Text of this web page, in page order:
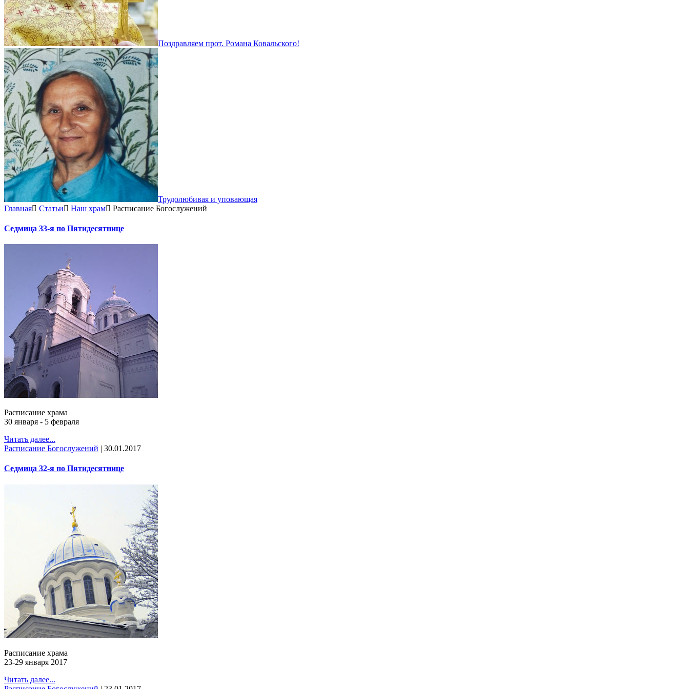
Поздравляем прот. Романа Ковальского!
Трудолюбивая и уповающая
Главная
Статьи Наш храм Расписание Богослужений
Седмица 33-я по Пятидесятнице
Расписание храма
30 января - 5 февраля
Читать далее...
Расписание Богослужений | 30.01.2017
Седмица 32-я по Пятидесятнице
Расписание храма
23-29 января 2017
Читать далее...